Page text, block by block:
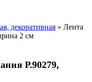
декоративная » Лента
2 см
Р.90279,